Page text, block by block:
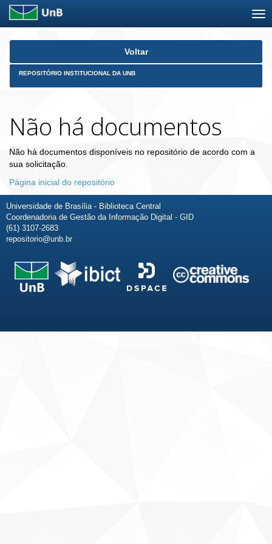
Skip
Voltar
REPOSITÓRIO INSTITUCIONAL DA UNB
Não há documentos
Não há documentos disponíveis no repositório de acordo com a
sua solicitação.
Página inicial do repositório
Universidade de Brasília - Biblioteca Central
Coordenadoria de Gestão da Informação Digital - GID
(61) 3107-2683
repositorio@unb.br